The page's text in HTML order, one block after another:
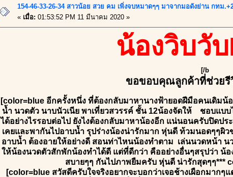
154-46-33-26-34 สาวน้อย สวย คม เพิ่งจบหมาดๆๆ มาจากมอดังย่าน กทม
« เมื่อ: 01:53:52 PM 11 มีนาคม 2020 »
น้องวิบวั
[/b
ขอขอบคุณลูกค้าที่ช่วยรี
[color=blue อีกครั้งหนึ่ง ที่ต้องกลับมาหานางฟ้ายอดฝีมือคนเดิม
น้ำ นวดตัว นาบนัวเนีย พาเที่ยวสวรรค์ ชั้น 12น้องจัดให้ ชอบแบ
ได้อย่างไรรอบต่อไป ยังไงต้องกลับมาหาน้องอีก แน่นอนครับปิดป
เคยและพากันไปอาบน้ำ รุปร่างน้องน่ารักมาก หุ่นดี ท้วมนอดๆๆผิ
อาบน้ำ ต้องอายให้อย่างดี สอนท่าไหนน้องทำตาม เล่นนวดหน้า น
ให้น้องนวดตัวสักพักน้องทำได้ดี แต่ที่ดีกว่า คืออย่างอื่นๆสรุปว่า น้
สบายๆๆ กันไปภาพยืมครับ หุ่นดี น่ารักสุดๆๆ***
[color=blue สวัสดีครับใจจริงอยากจะบอกว่าเจอช้างเผือกมาก